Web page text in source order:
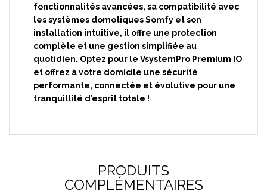
fonctionnalités avancées, sa compatibilité avec
les systèmes domotiques Somfy et son
installation intuitive, il offre une protection
complète et une gestion simplifiée au
quotidien. Optez pour le VsystemPro Premium IO
et offrez à votre domicile une sécurité
performante, connectée et évolutive pour une
tranquillité d’esprit totale !
PRODUITS
COMPLÉMENTAIRES